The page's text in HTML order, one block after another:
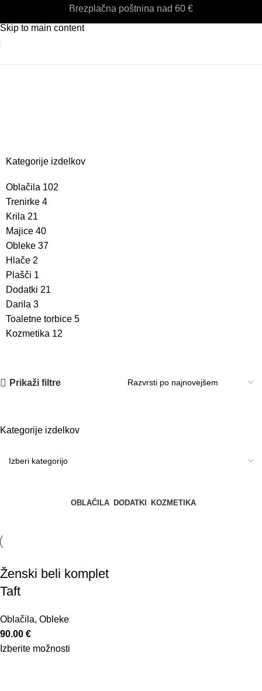
Skip to navigation
Skip to main content
Brezplačna poštnina nad 60 €
ženski beli
Kategorije izdelkov
Oblačila 102
Trenirke 4
Krila 21
Majice 40
Obleke 37
Hlače 2
Plašči 1
Dodatki 21
Darila 3
Toaletne torbice 5
Kozmetika 12
Prikaži filtre
Kategorije izdelkov
OBLAČILA DODATKI KOZMETIKA
Ženski beli komplet
Taft
Oblačila, Obleke
90.00 €
Izberite možnosti